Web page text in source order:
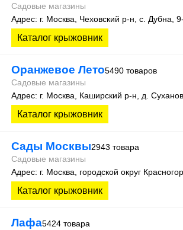
Садовые магазины
Каталог крыжовник
Оранжевое Лето5490 товаров
Садовые магазины
Адрес: г. Москва, Каширский р-н, д.
Каталог крыжовник
Сады Москвы2943 товара
Садовые магазины
Каталог крыжовник
Лафа5424 товара